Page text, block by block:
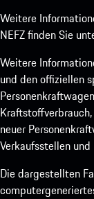
Weitere
NEFZ finden Sie
Weitere
und den offiziellen
neuer
Verkaufsstellen und
Die dargestellten